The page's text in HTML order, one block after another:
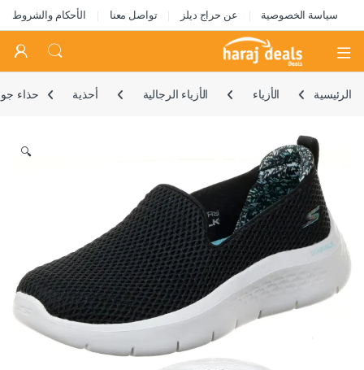
سياسة الخصوصية عن حراج ديلز تواصل معنا الأحكام والشروط
Open
الرئيسية الأزياء الأزياء الرجالية أحذية حذاء
🔍